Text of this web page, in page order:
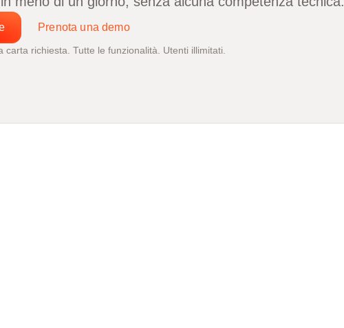
Prenota una demo
richiesta. Tutte le funzionalità. Utenti illimitati.